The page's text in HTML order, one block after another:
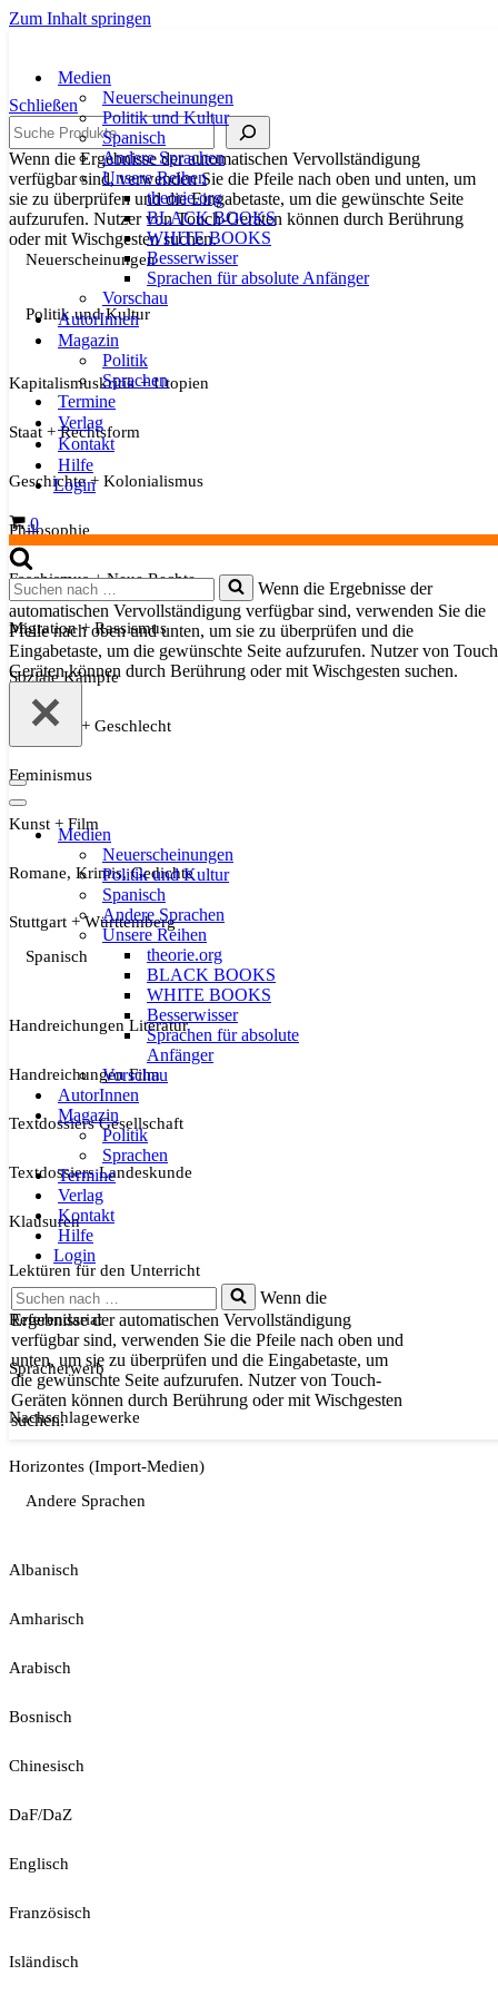
Zum Inhalt springen
Medien
Neuerscheinungen
Politik und Kultur
Spanisch
Andere Sprachen
Unsere Reihen
theorie.org
BLACK BOOKS
WHITE BOOKS
Besserwisser
Sprachen für absolute Anfänger
Vorschau
AutorInnen
Magazin
Politik
Sprachen
Termine
Verlag
Kontakt
Hilfe
Login
Warenkorb
0
Suchen
nach …
Wenn die Ergebnisse der
automatischen Vervollständigung verfügbar sind, verwenden Sie die
Pfeile nach oben und unten, um sie zu überprüfen und die
Eingabetaste, um die gewünschte Seite aufzurufen. Nutzer von
Geräten können durch Berührung oder mit Wischgesten suchen.
Navigationsmenü
Navigationsmenü
Medien
Neuerscheinungen
Politik und Kultur
Spanisch
Andere Sprachen
Unsere Reihen
theorie.org
BLACK BOOKS
WHITE BOOKS
Besserwisser
Sprachen für absolute
Anfänger
Vorschau
AutorInnen
Magazin
Politik
Sprachen
Termine
Verlag
Kontakt
Hilfe
Login
Suchen
nach …
Wenn die
Ergebnisse der automatischen Vervollständigung
verfügbar sind, verwenden Sie die Pfeile nach oben und
unten, um sie zu überprüfen und die Eingabetaste, um
die gewünschte Seite aufzurufen. Nutzer von Touch-
Geräten können durch Berührung oder mit Wischgesten
suchen.
Schließen
Suche
Wenn die Ergebnisse der automatischen Vervollständigung
verfügbar sind, verwenden Sie die Pfeile nach oben und unten, um
sie zu überprüfen und die Eingabetaste, um die gewünschte Seite
aufzurufen. Nutzer von Touch-Geräten können durch Berührung
oder mit Wischgesten suchen.
Neuerscheinungen
Politik und Kultur
Kapitalismuskritik + Utopien
Staat + Rechtsform
Geschichte + Kolonialismus
Philosophie
Faschismus + Neue Rechte
Migration + Rassismus
Soziale Kämpfe
Sexualität + Geschlecht
Feminismus
Kunst + Film
Romane, Krimis, Gedichte
Stuttgart + Württemberg
Spanisch
Handreichungen Literatur
Handreichungen Film
Textdossiers Gesellschaft
Textdossiers Landeskunde
Klausuren
Lektüren für den Unterricht
Referendariat
Spracherwerb
Nachschlagewerke
Horizontes (Import-Medien)
Andere Sprachen
Albanisch
Amharisch
Arabisch
Bosnisch
Chinesisch
DaF/DaZ
Englisch
Französisch
Isländisch